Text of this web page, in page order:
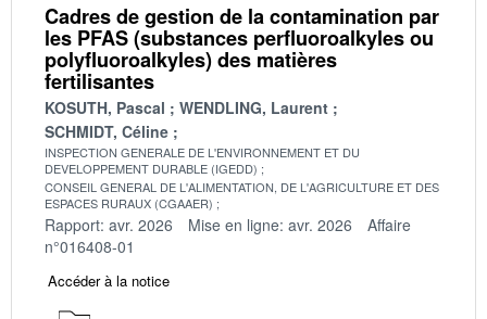
Cadres de gestion de la contamination par
les PFAS (substances perfluoroalkyles ou
polyfluoroalkyles) des matières
fertilisantes
KOSUTH, Pascal
WENDLING, Laurent
SCHMIDT, Céline
INSPECTION GENERALE DE L'ENVIRONNEMENT ET DU
DEVELOPPEMENT DURABLE (IGEDD)
CONSEIL GENERAL DE L'ALIMENTATION, DE L'AGRICULTURE ET DES
ESPACES RURAUX (CGAAER)
Rapport: avr. 2026 Mise en ligne: avr. 2026
Affaire
n°016408-01
Accéder à la notice